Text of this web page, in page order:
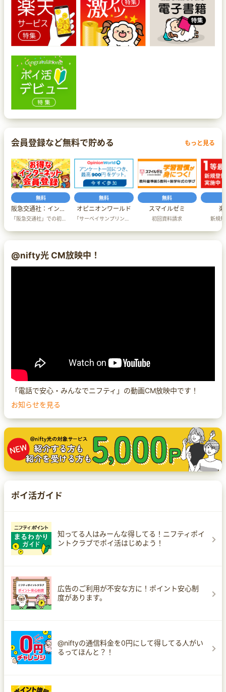
会員登録など無料で貯める もっと見る
無料
阪急交通社：インターネット会員
無料
オピニオンワールド
無料
スマイルゼミ
初回資料請求 新規
@nifty光 CM放映中！
「電話で安心・みんなでニフティ」の動画CM放映中です！
お知らせを見る
ポイ活ガイド
知ってる人はみーんな得してる！ニフティポイ
ントクラブでポイ活はじめよう！
広告のご利用が不安な方に！ポイント安心制
度があります。
@niftyの通信料金を0円にして得してる人がい
るってほんと？！